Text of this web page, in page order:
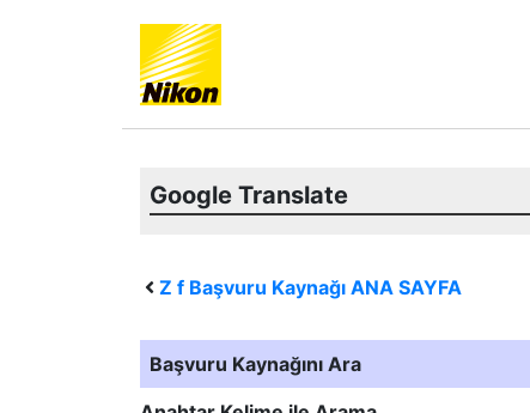
Google Translate
Z f Başvuru Kaynağı ANA SAYFA
Başvuru Kaynağını Ara